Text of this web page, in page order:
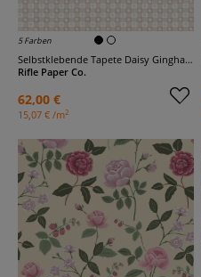
5 Farben
Selbstklebende Tapete Daisy Gingham
Rifle Paper Co.
62,00 €
15,07 € /m2